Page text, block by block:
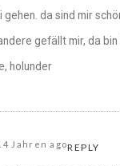
gehen. da sind mir
gefällt mir, da
holunder
Jahren agoREPLY